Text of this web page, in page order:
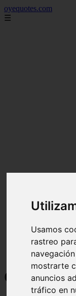
Usamos
rastreo
mostrarte
anuncios
tráfico en
oyequotes.com
☰